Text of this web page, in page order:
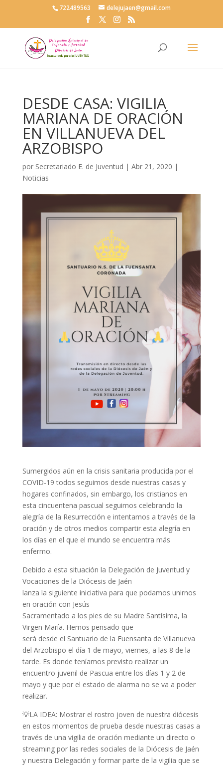
722489563 delejujaen@gmail.com
DESDE CASA: VIGILIA
MARIANA DE ORACIÓN
EN VILLANUEVA DEL
ARZOBISPO
por Secretariado E. de Juventud | Abr 21, 2020 |
Noticias
Sumergidos aún en la crisis sanitaria producida por el
COVID-19 todos seguimos desde nuestras casas y
hogares confinados, sin embargo, los cristianos en
esta cincuentena pascual seguimos celebrando la
alegría de la Resurrección e intentamos a través de la
oración y de otros medios compartir esta alegría en
los días en el que el mundo se encuentra más
enfermo.
Debido a esta situación la Delegación de Juventud y
Vocaciones de la Diócesis de Jaén
lanza la siguiente iniciativa para que podamos unirnos
en oración con Jesús
Sacramentado a los pies de su Madre Santísima, la
Virgen María. Hemos pensado que
será desde el Santuario de la Fuensanta de Villanueva
del Arzobispo el día 1 de mayo, viernes, a las 8 de la
tarde. Es donde teníamos previsto realizar un
encuentro juvenil de Pascua entre los días 1 y 2 de
mayo y que por el estado de alarma no se va a poder
realizar.
💡LA IDEA: Mostrar el rostro joven de nuestra diócesis
en estos momentos de prueba desde nuestras casas a
través de una vigilia de oración mediante un directo o
streaming por las redes sociales de la Diócesis de Jaén
y nuestra Delegación y formar parte de la vigilia que se